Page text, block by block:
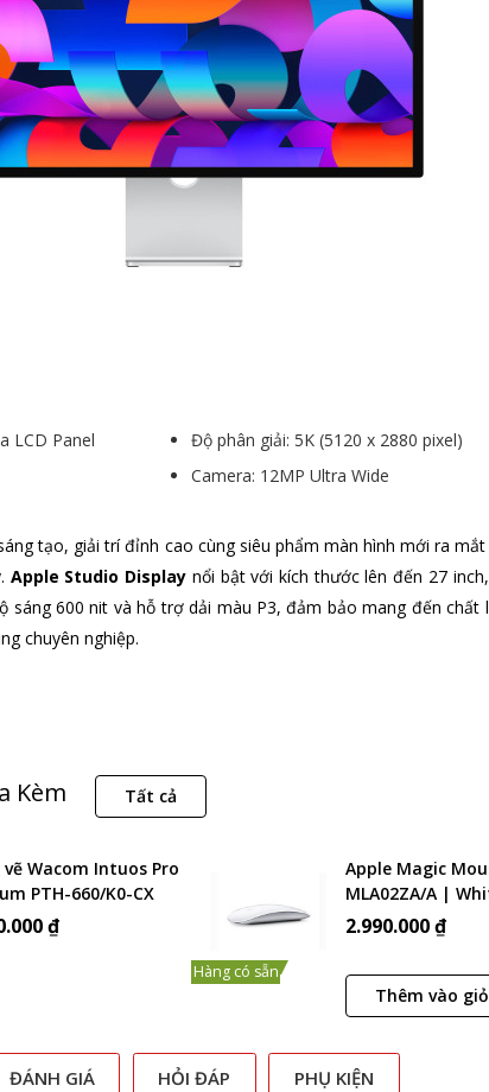
LCD Panel
Độ phân giải: 5K (5120 x 2880 pixel)
Camera: 12MP Ultra Wide
tạo, giải trí đỉnh cao cùng siêu phẩm màn hình mới ra mắt
Apple Studio Display nổi bật với kích thước lên đến 27
sáng 600 nit và hỗ trợ dải màu P3, đảm bảo mang đến chất
chuyên nghiệp.
Kèm Tất cả
vẽ Wacom Intuos Pro
PTH-660/K0-CX
Hãng)
₫
Hàng có sẵn
Apple Magic
MLA02ZA/A |
hãng)
2.990.000 ₫
Thêm vào
ĐÁNH GIÁ HỎI ĐÁP PHỤ KIỆN